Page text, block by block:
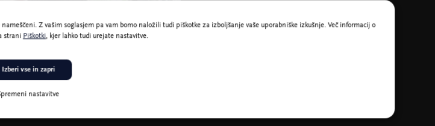
Z vašim soglasjem pa vam bomo naložili tudi piškotke za izboljšanje vaše uporabniške izkušnje. Več informacij o
strani Piškotki, kjer lahko tudi urejate nastavitve.
nastavitve
Izberi vse in zapri